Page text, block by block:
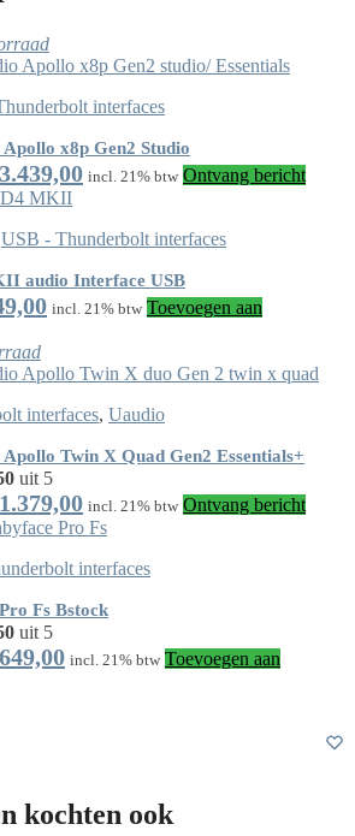
interfaces
x8p Gen2 Studio
3.439,00 incl. 21% btw Ontvang bericht
USB - Thunderbolt interfaces
audio Interface USB
incl. 21% btw Toevoegen aan
interfaces, Uaudio
Twin X Quad Gen2 Essentials+
uit 5
1.379,00 incl. 21% btw Ontvang bericht
interfaces
Fs Bstock
uit 5
649,00 incl. 21% btw Toevoegen aan
kochten ook